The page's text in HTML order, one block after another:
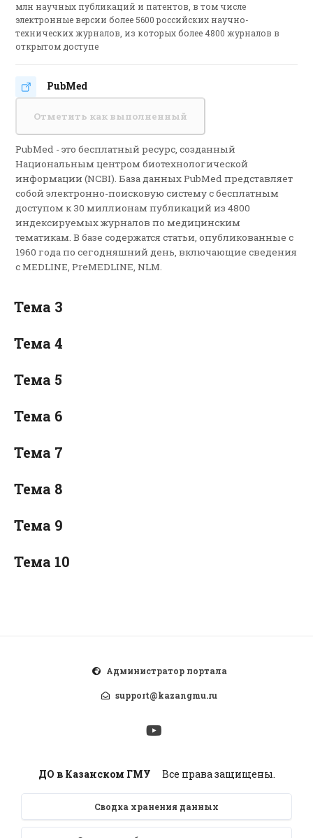
млн научных публикаций и патентов, в том числе
электронные версии более 5600 российских научно-
технических журналов, из которых более 4800 журналов в
открытом доступе
PubMed
Гиперссылка
Отметить как выполненный
PubMed - это бесплатный ресурс, созданный
Национальным центром биотехнологической
информации (NCBI). База данных PubMed представляет
собой электронно-поисковую систему с бесплатным
доступом к 30 миллионам публикаций из 4800
индексируемых журналов по медицинским
тематикам. В базе содержатся статьи, опубликованные с
1960 года по сегодняшний день, включающие сведения
с MEDLINE, PreMEDLINE, NLM.
Тема 3
Тема 4
Тема 5
Тема 6
Тема 7
Тема 8
Тема 9
Тема 10
Администратор портала
support@kazangmu.ru
ДО в Казанском ГМУ Все права защищены.
Сводка хранения данных